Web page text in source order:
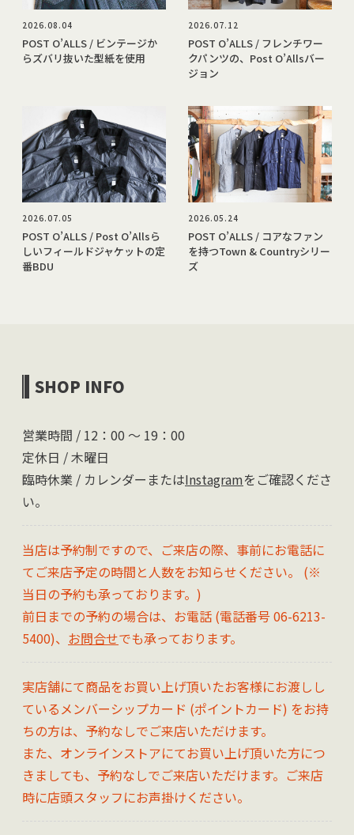
2026.08.04
POST O’ALLS / ビンテージか
らズバリ抜いた型紙を使用
2026.07.12
POST O’ALLS / フレンチワー
クパンツの、Post O’Allsバー
ジョン
2026.07.05
POST O’ALLS / Post O’Allsら
しいフィールドジャケットの定
番BDU
2026.05.24
POST O’ALLS / コアなファン
を持つTown & Countryシリー
ズ
SHOP INFO
営業時間 / 12：00 〜 19：00
定休日 / 木曜日
臨時休業 / カレンダーまたはInstagramをご確認くださ
い。
当店は予約制ですので、ご来店の際、事前にお電話に
てご来店予定の時間と人数をお知らせください。 (※
当日の予約も承っております。)
前日までの予約の場合は、お電話 (電話番号 06-6213-
5400)、 お問合せでも承っております。
実店舗にて商品をお買い上げ頂いたお客様にお渡しし
ているメンバーシップカード (ポイントカード) をお持
ちの方は、予約なしでご来店いただけます。
また、オンラインストアにてお買い上げ頂いた方につ
きましても、予約なしでご来店いただけます。ご来店
時に店頭スタッフにお声掛けください。